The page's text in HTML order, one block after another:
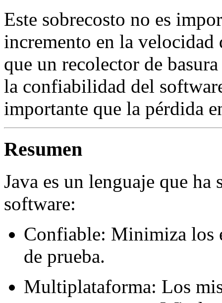
Este sobrecosto no es
incremento en la velocidad
que un recolector de
la confiabilidad del
importante que la pérdida
Resumen
Java es un lenguaje que
software:
Confiable: Minimiza los
de prueba.
Multiplataforma: Los